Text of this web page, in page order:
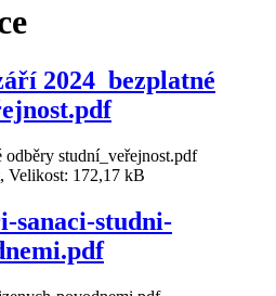
2024_bezplatné
odběry studní_veřejnost.pdf
Velikost: 172,17 kB
sanaci-studni-